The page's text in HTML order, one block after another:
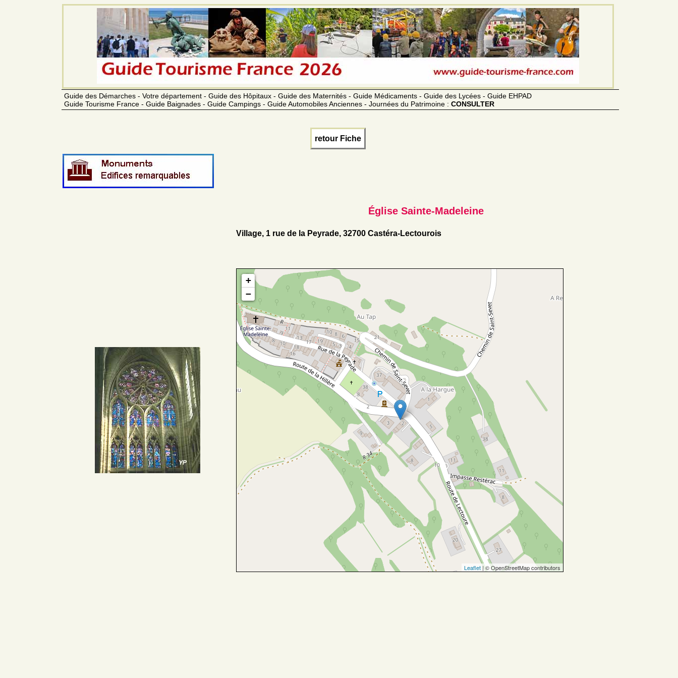
Guide des Démarches - Votre département - Guide des Hôpitaux - Guide des Maternités - Guide Médicaments - Guide des Lycées - Guide EHPAD
Guide Tourisme France - Guide Baignades - Guide Campings - Guide Automobiles Anciennes - Journées du Patrimoine : CONSULTER
retour Fiche
Église Sainte-Madeleine
Village, 1 rue de la Peyrade, 32700 Castéra-Lectourois
+
−
Leaflet| © OpenStreetMap contributors